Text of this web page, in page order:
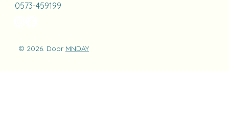
0573-459199
© 2026. Door MNDAY